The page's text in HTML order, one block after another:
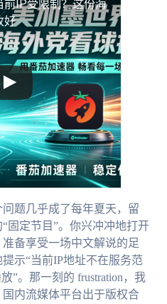
IP受限制？这份海
好
题几乎成了每年夏天，留
固定节目”。你兴冲冲地打开
备享受一场中文解说的足
示“当前IP地址不在服务范
”。那一刻的 frustration，我
内流媒体平台出于版权合